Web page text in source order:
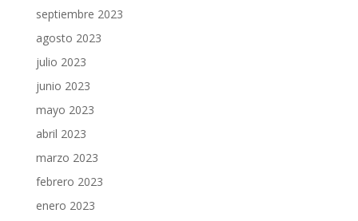
septiembre 2023
agosto 2023
julio 2023
junio 2023
mayo 2023
abril 2023
marzo 2023
febrero 2023
enero 2023